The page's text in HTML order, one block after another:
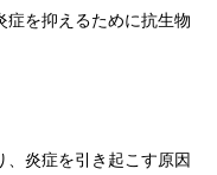
症を抑えるために抗生物
炎症を引き起こす原因